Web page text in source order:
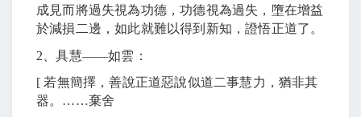
成見而將過失視為功德，功德視為過失，墮在增益
於減損二邊，如此就難以得到新知，證悟正道了。
2 、具慧――如雲：
[ 若無簡擇，善說正道惡說似道二事慧力，猶非其
器。 ……棄舍